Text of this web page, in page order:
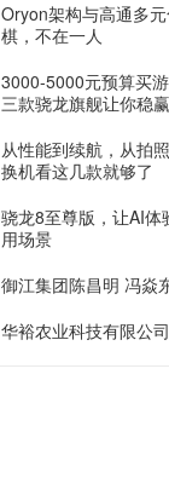
Oryon架构与高通多
棋，不在一人
3000-5000元预算买
三款骁龙旗舰让你稳
从性能到续航，从
换机看这几款就够了
骁龙8至尊版，让AI体
用场景
御江集团陈昌明 冯焱
华裕农业科技有限公